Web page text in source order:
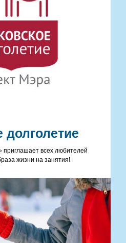
долголетие
всех любителей
жизни на занятия!